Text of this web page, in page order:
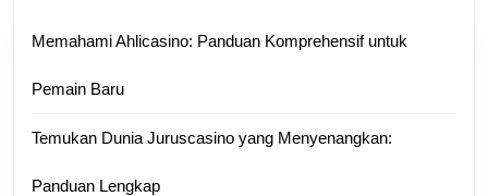
Memahami Ahlicasino: Panduan Komprehensif untuk
Pemain Baru
Temukan Dunia Juruscasino yang Menyenangkan:
Panduan Lengkap